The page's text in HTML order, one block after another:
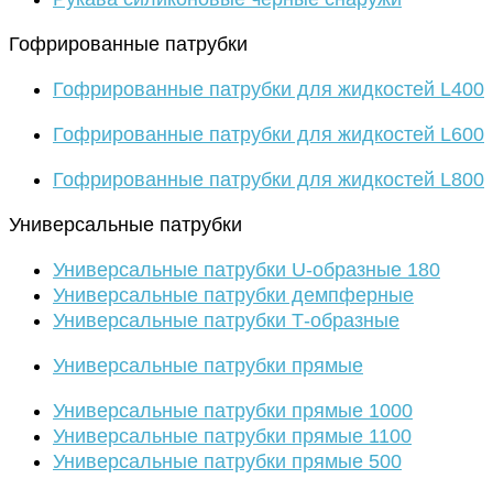
Гофрированные патрубки
Гофрированные патрубки для жидкостей L400
Гофрированные патрубки для жидкостей L600
Гофрированные патрубки для жидкостей L800
Универсальные патрубки
Универсальные патрубки U-образные 180
Универсальные патрубки демпферные
Универсальные патрубки Т-образные
Универсальные патрубки прямые
Универсальные патрубки прямые 1000
Универсальные патрубки прямые 1100
Универсальные патрубки прямые 500